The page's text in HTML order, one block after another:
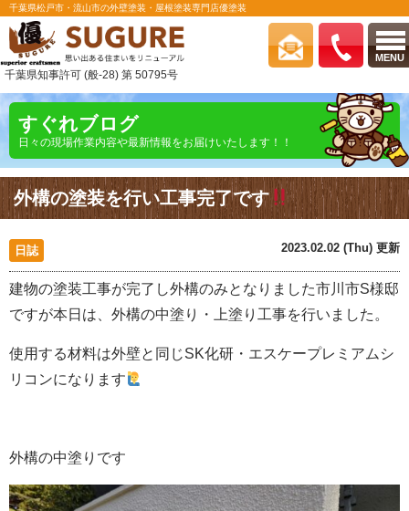
MENU
千葉県松戸市・流山市の外壁塗装・屋根塗装専門店優塗装
千葉県知事許可 (般-28) 第 50795号
すぐれブログ
日々の現場作業内容や最新情報をお届けいたします！！
外構の塗装を行い工事完了です
日誌 2023.02.02 (Thu) 更新
建物の塗装工事が完了し外構のみとなりました市川市S様邸
ですが本日は、外構の中塗り・上塗り工事を行いました。
使用する材料は外壁と同じSK化研・エスケープレミアムシ
リコンになります
外構の中塗りです